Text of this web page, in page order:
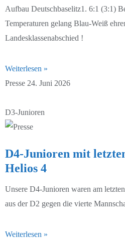
Aufbau Deutschbaselitz1. 6:1 (3:1)
Temperaturen gelang Blau-Weiß
Landesklassenabschied !
Weiterlesen »
Presse 24. Juni 2026
D3-Junioren
D4-Junioren mit
Helios 4
Unsere D4-Junioren waren am
aus der D2 gegen die vierte
Weiterlesen »